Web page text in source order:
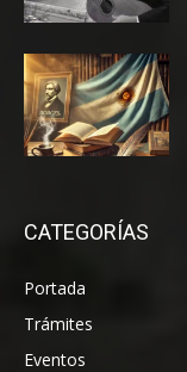
CATEGORÍAS
Portada
Trámites
Eventos